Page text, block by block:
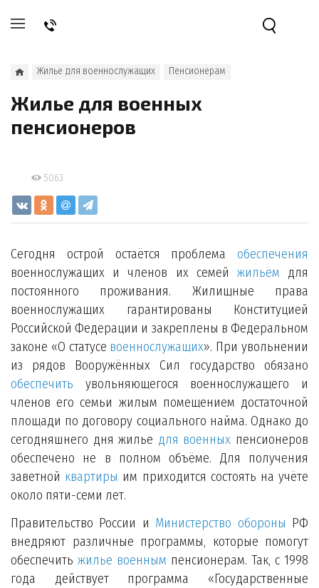
Жилье для военнослужащих Пенсионерам
Жилье для военных
пенсионеров
5063
Сегодня острой остаётся проблема обеспечения
военнослужащих и членов их семей жильём для
постоянного проживания. Жилищные права
военнослужащих гарантированы Конституцией
Российской Федерации и закреплены в Федеральном
законе «О статусе военнослужащих». При увольнении
из рядов Вооружённых Сил государство обязано
обеспечить увольняющегося военнослужащего и
членов его семьи жилым помещением достаточной
площади по договору социального найма. Однако до
сегодняшнего дня жилье для военных пенсионеров
обеспечено не в полном объёме. Для получения
заветной квартиры им приходится состоять на учёте
около пяти-семи лет.
Правительство России и Министерство обороны РФ
внедряют различные программы, которые помогут
обеспечить жилье военным пенсионерам. Так, с 1998
года действует программа «Государственные